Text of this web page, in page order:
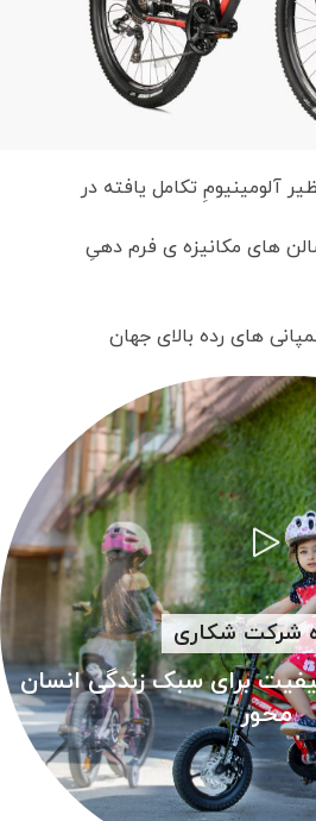
آلومینیومِ تکامل یافته در
های مکانیزه ی فرم دهیِ
های رده بالای جهان
شرکت شکاری
برای سبک زندگی انسان
محور